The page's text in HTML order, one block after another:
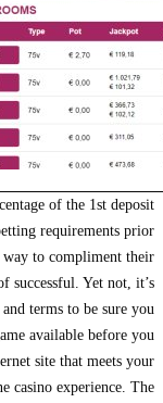
of the 1st deposit
requirements prior
way to compliment their
successful. Yet not, it’s
terms to be sure you
available before you
site that meets your
casino experience. The